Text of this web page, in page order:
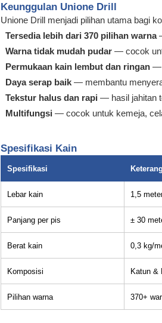
Keunggulan Unione Drill
Unione Drill menjadi pilihan utama bagi
Tersedia lebih dari 370 pilihan warna
Warna tidak mudah pudar — cocok
Permukaan kain lembut dan ringan —
Daya serap baik — membantu
Tekstur halus dan rapi — hasil jahitan
Multifungsi — cocok untuk kemeja,
Spesifikasi Kain
Spesifikasi
Lebar kain 1,5
Panjang per pis ± 30
Berat kain 0,3 kg/
Komposisi Katun &
Pilihan warna 370+